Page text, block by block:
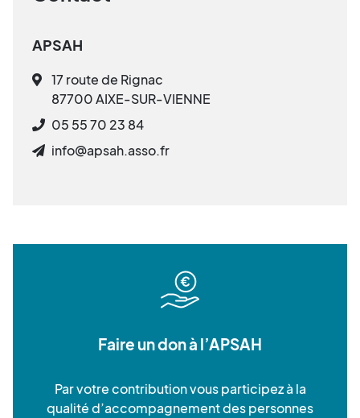
APSAH
17 route de Rignac
87700 AIXE-SUR-VIENNE
05 55 70 23 84
info@apsah.asso.fr
Faire un don à l’APSAH
Par votre contribution vous participez à la
qualité d’accompagnement des personnes